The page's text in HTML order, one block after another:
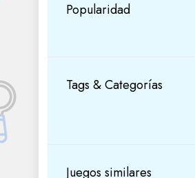
Popularidad
Tags & Categorías
Juegos similares